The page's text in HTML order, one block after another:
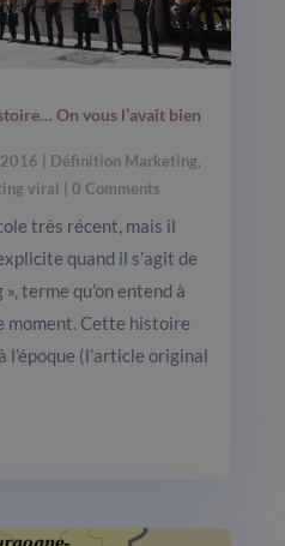
On vous l’avait bien
Définition Marketing,
viral | 0 Comments
très récent, mais il
quand il s’agit de
terme qu’on entend à
moment. Cette histoire
l’époque (l’article original